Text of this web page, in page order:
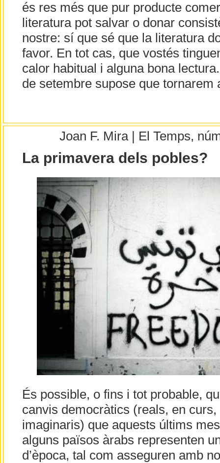
és res més que pur producte
literatura pot salvar o donar
nostre: sí que sé que la literatura
favor. En tot cas, que vostés
calor habitual i alguna bona
de setembre supose que tornarem
Joan F. Mira | El Temps,
La primavera dels pobles?
És possible, o fins i tot probable,
canvis democràtics (reals, en
imaginaris) que aquests últims
alguns països àrabs representen
d’època, tal com asseguren amb